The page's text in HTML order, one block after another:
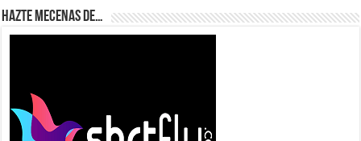
Hazte Mecenas de…